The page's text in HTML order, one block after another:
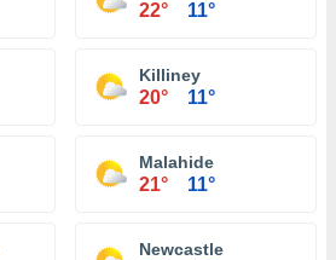
22° 11°
Killiney
20° 11°
Malahide
21° 11°
Newcastle